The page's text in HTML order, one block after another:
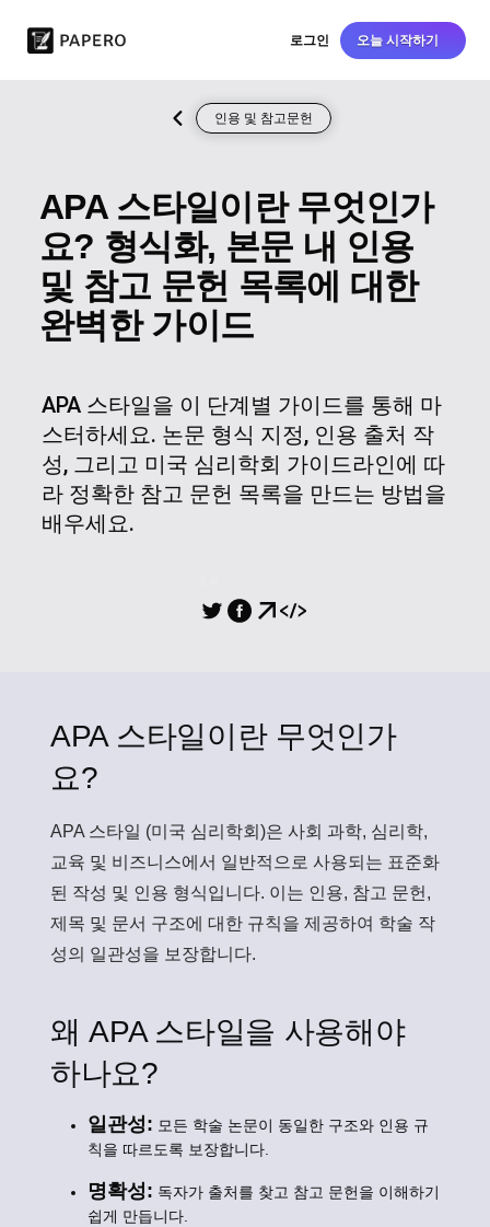
로그인 오늘 시작하기
인용 및 참고문헌
APA 스타일이란 무엇인가
요? 형식화, 본문 내 인용
및 참고 문헌 목록에 대한
완벽한 가이드
APA 스타일을 이 단계별 가이드를 통해 마
스터하세요. 논문 형식 지정, 인용 출처 작
성, 그리고 미국 심리학회 가이드라인에 따
라 정확한 참고 문헌 목록을 만드는 방법을
배우세요.
APA 스타일이란 무엇인가
요?
APA 스타일 (미국 심리학회)은 사회 과학, 심리학,
교육 및 비즈니스에서 일반적으로 사용되는 표준화
된 작성 및 인용 형식입니다. 이는 인용, 참고 문헌,
제목 및 문서 구조에 대한 규칙을 제공하여 학술 작
성의 일관성을 보장합니다.
왜 APA 스타일을 사용해야
하나요?
일관성: 모든 학술 논문이 동일한 구조와 인용 규
칙을 따르도록 보장합니다.
명확성: 독자가 출처를 찾고 참고 문헌을 이해하기
쉽게 만듭니다.